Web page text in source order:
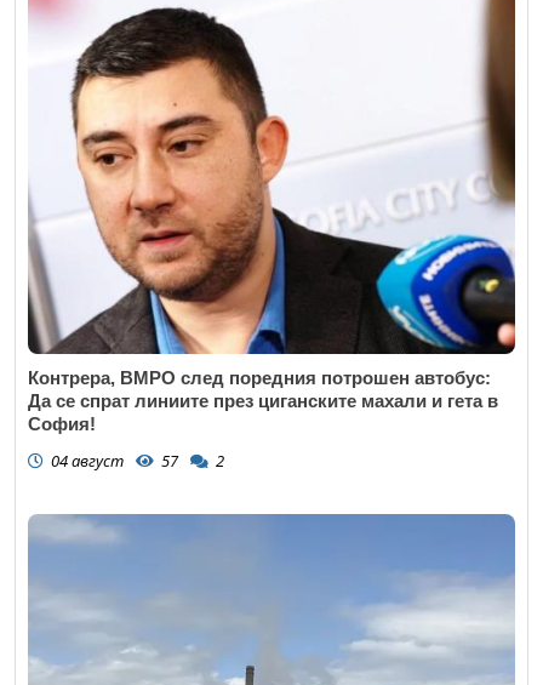
Контрера, ВМРО след поредния потрошен автобус:
Да се спрат линиите през циганските махали и гета в
София!
04 август 57 2